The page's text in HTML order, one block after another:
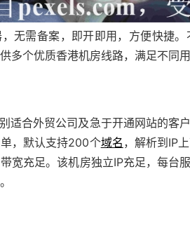
无需备案，即开即用，方便快捷
多个优质香港机房线路，满足不同用
适合外贸公司及急于开通网站的客
，默认支持200个域名 ，解析到IP
宽充足。该机房独立IP充足，每台